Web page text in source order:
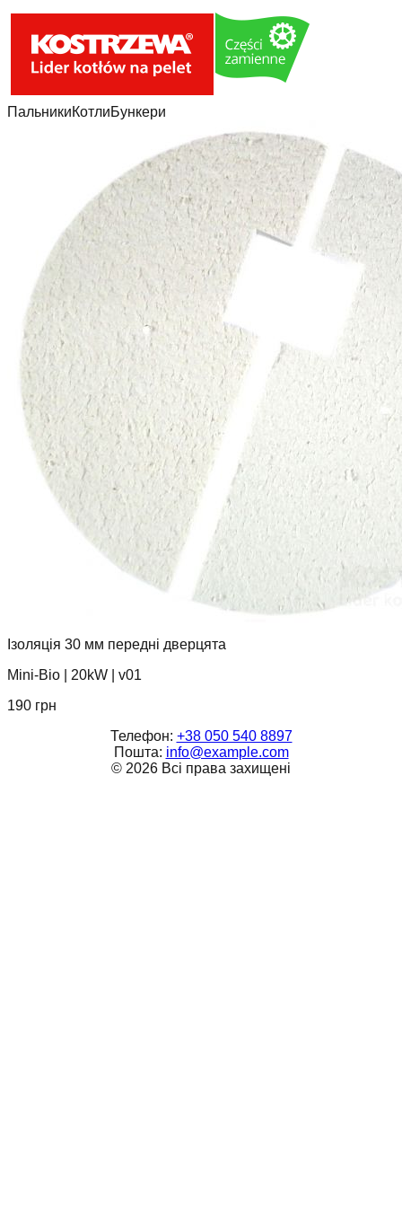
ПальникиКотлиБункери
Ізоляція 30 мм передні дверцята
Mini-Bio
20kW
v01
190 грн
Телефон: +38 050 540 8897
Пошта: info@example.com
© 2026 Всі права захищені